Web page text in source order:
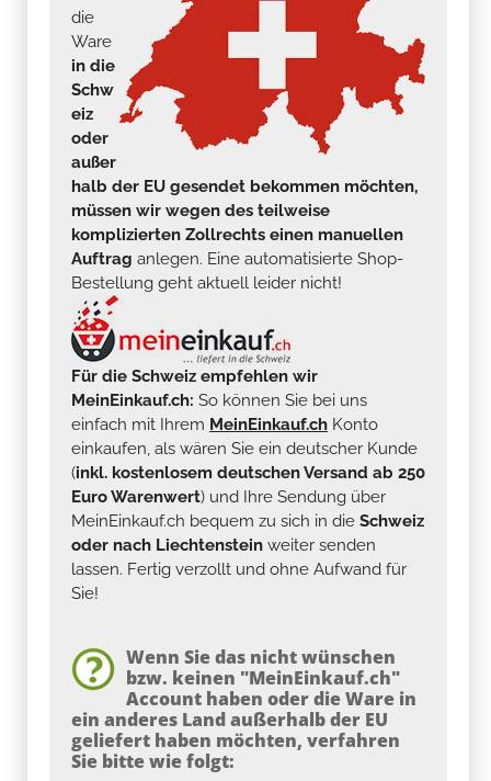
die
Ware
in die
Schw
eiz
oder
außer
halb der EU gesendet bekommen möchten,
müssen wir wegen des teilweise
komplizierten Zollrechts einen manuellen
Auftrag anlegen. Eine automatisierte Shop-
Bestellung geht aktuell leider nicht!
Für die Schweiz empfehlen wir
MeinEinkauf.ch: So können Sie bei uns
einfach mit Ihrem MeinEinkauf.ch Konto
einkaufen, als wären Sie ein deutscher Kunde
(inkl. kostenlosem deutschen Versand ab 250
Euro Warenwert) und Ihre Sendung über
MeinEinkauf.ch bequem zu sich in die Schweiz
oder nach Liechtenstein weiter senden
lassen. Fertig verzollt und ohne Aufwand für
Sie!
Wenn Sie das nicht wünschen
bzw. keinen "MeinEinkauf.ch"
Account haben oder die Ware in
ein anderes Land außerhalb der EU
geliefert haben möchten, verfahren
Sie bitte wie folgt: